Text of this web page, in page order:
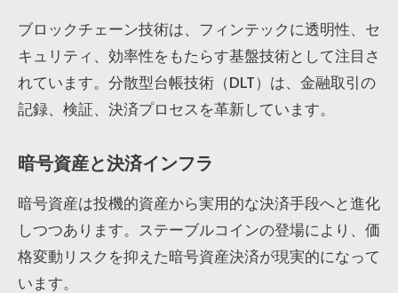
ブロックチェーン技術は、フィンテックに透明性、セ
キュリティ、効率性をもたらす基盤技術として注目さ
れています。分散型台帳技術（DLT）は、金融取引の
記録、検証、決済プロセスを革新しています。
暗号資産と決済インフラ
暗号資産は投機的資産から実用的な決済手段へと進化
しつつあります。ステーブルコインの登場により、価
格変動リスクを抑えた暗号資産決済が現実的になって
います。